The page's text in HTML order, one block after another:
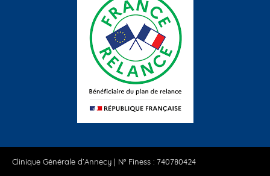
Clinique Générale d’Annecy | N° Finess : 740780424